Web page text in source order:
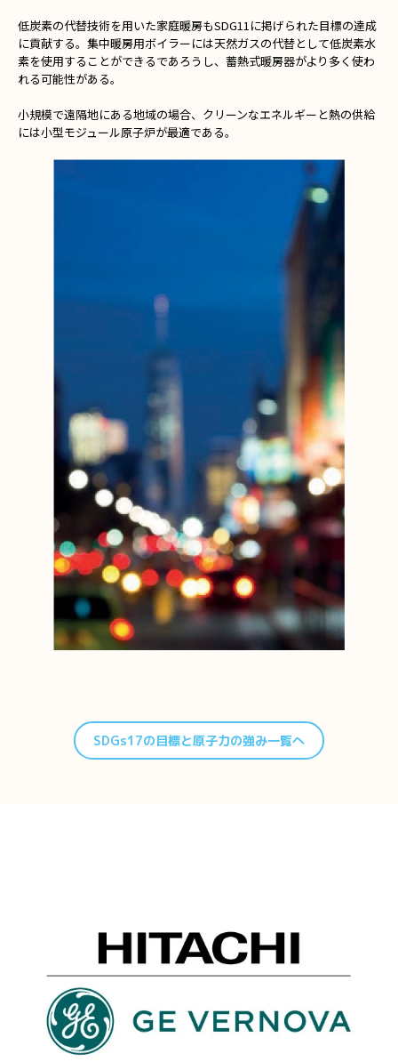
低炭素の代替技術を用いた家庭暖房もSDG11に掲げられた目標の達成
に貢献する。集中暖房用ボイラーには天然ガスの代替として低炭素水
素を使用することができるであろうし、蓄熱式暖房器がより多く使わ
れる可能性がある。
小規模で遠隔地にある地域の場合、クリーンなエネルギーと熱の供給
には小型モジュール原子炉が最適である。
SDGs17の目標と原子力の強み一覧へ